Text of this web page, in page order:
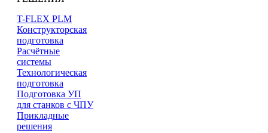
T-FLEX PLM
Конструкторская
подготовка
Расчётные
системы
Технологическая
подготовка
Подготовка УП
для станков с ЧПУ
Прикладные
решения